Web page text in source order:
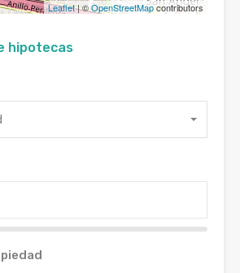
Leaflet| ©OpenStreetMapcontributors
hipotecas